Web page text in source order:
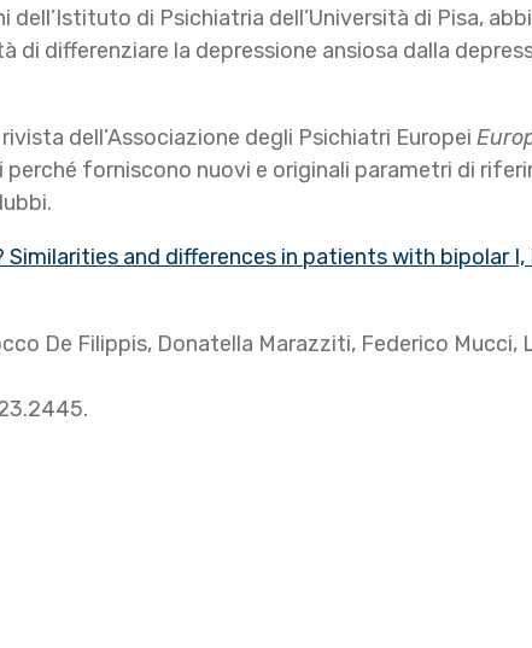
di Psichiatria dell’Università di Pisa,
differenziare la depressione ansiosa dalla
dell’Associazione degli Psichiatri Europei
forniscono nuovi e originali parametri di
and differences in patients with bipolar I,
De Filippis, Donatella Marazziti, Federico Mucci,